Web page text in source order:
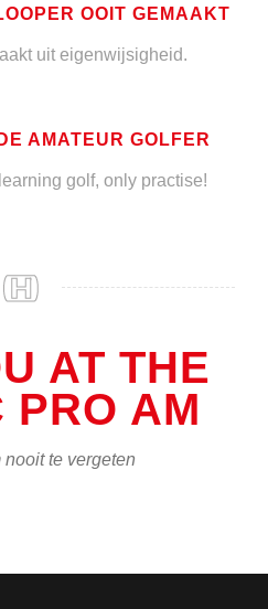
OOIT GEMAAKT
uit eigenwijsigheid.
AMATEUR GOLFER
golf, only practise!
AT THE
PRO AM
te vergeten